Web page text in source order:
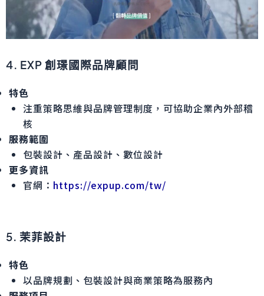
4. EXP 創璟國際品牌顧問
特色
注重策略思維與品牌管理制度，可協助企業內外部稽
核
服務範圍
包裝設計、產品設計、數位設計
更多資訊
官網： https://expup.com/tw/
5. 茉菲設計
特色
以品牌規劃、包裝設計與商業策略為服務內